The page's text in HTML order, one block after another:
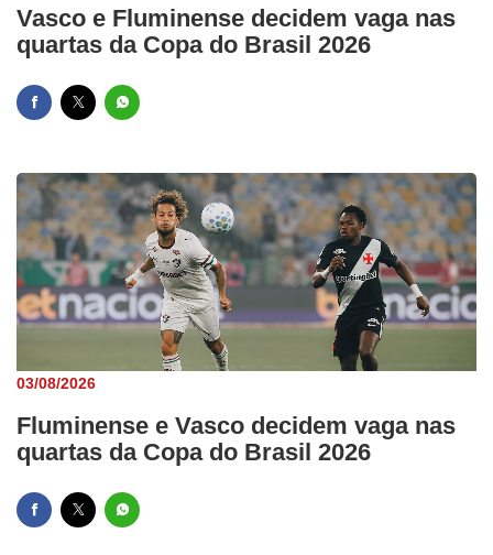
Vasco e Fluminense decidem vaga nas
quartas da Copa do Brasil 2026
03/08/2026
Fluminense e Vasco decidem vaga nas
quartas da Copa do Brasil 2026